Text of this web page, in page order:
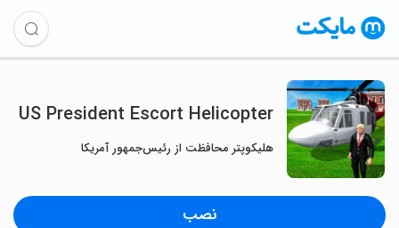
US President Escort Helicopter
هلیکوپتر محافظت از رئیس‌جمهور آمریکا
نصب